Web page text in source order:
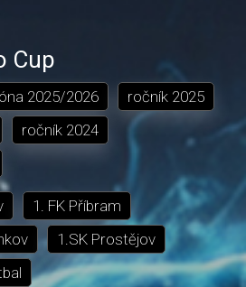
Cup
2025/2026 ročník 2025
ročník 2024
1. FK Příbram
1.SK Prostějov